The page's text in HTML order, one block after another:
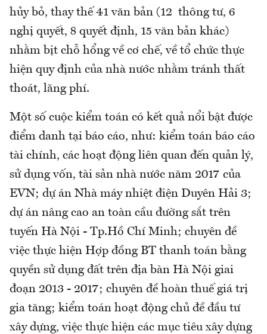
hủy bỏ, thay thế 41 văn bản (12 thông tư, 6
nghị quyết, 8 quyết định, 15 văn bản khác)
nhằm bịt chỗ hổng về cơ chế, về tổ chức thực
hiện quy định của nhà nước nhằm tránh thất
thoát, lãng phí.
Một số cuộc kiểm toán có kết quả nổi bật được
điểm danh tại báo cáo, như: kiểm toán báo cáo
tài chính, các hoạt động liên quan đến quản lý,
sử dụng vốn, tài sản nhà nước năm 2017 của
EVN; dự án Nhà máy nhiệt điện Duyên Hải 3;
dự án nâng cao an toàn cầu đường sắt trên
tuyến Hà Nội - Tp.Hồ Chí Minh; chuyên đề
việc thực hiện Hợp đồng BT thanh toán bằng
quyền sử dụng đất trên địa bàn Hà Nội giai
đoạn 2013 - 2017; chuyên đề hoàn thuế giá trị
gia tăng; kiểm toán hoạt động chủ đề đầu tư
xây dựng, việc thực hiện các mục tiêu xây dựng